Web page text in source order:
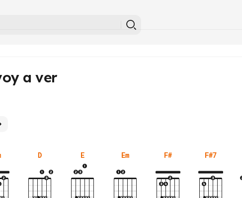
a ver
D E Em F# F#7